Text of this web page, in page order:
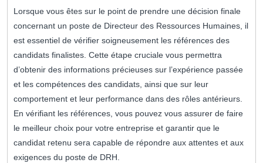
Lorsque vous êtes sur le point de prendre une décision finale
concernant un poste de Directeur des Ressources Humaines, il
est essentiel de vérifier soigneusement les références des
candidats finalistes. Cette étape cruciale vous permettra
d’obtenir des informations précieuses sur l’expérience passée
et les compétences des candidats, ainsi que sur leur
comportement et leur performance dans des rôles antérieurs.
En vérifiant les références, vous pouvez vous assurer de faire
le meilleur choix pour votre entreprise et garantir que le
candidat retenu sera capable de répondre aux attentes et aux
exigences du poste de DRH.